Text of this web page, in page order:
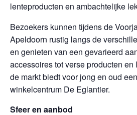
lenteproducten en ambachtelijke
Bezoekers kunnen tijdens de
Apeldoorn rustig langs de
en genieten van een gevarieerd
accessoires tot verse producten
de markt biedt voor jong en oud
winkelcentrum De Eglantier.
Sfeer en aanbod